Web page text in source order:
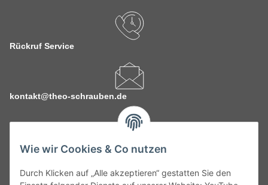
Wie wir Cookies & Co nutzen
Durch Klicken auf „Alle akzeptieren“ gestatten Sie den
Rückruf Service
kontakt@theo-schrauben.de
Service